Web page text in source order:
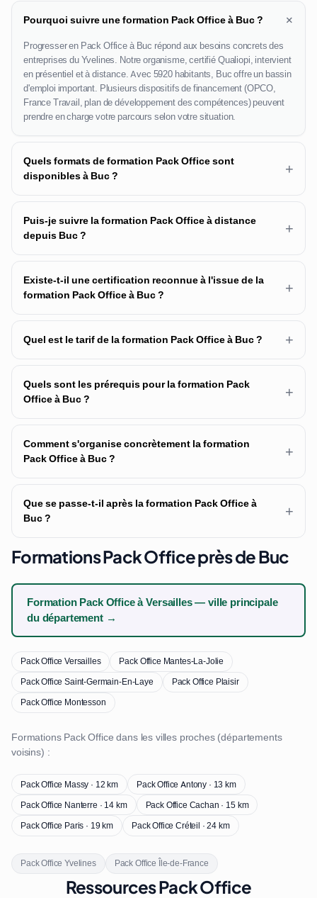
Pourquoi suivre une formation Pack Office à Buc ? +
Progresser en Pack Office à Buc répond aux besoins concrets des
entreprises du Yvelines. Notre organisme, certifié Qualiopi, intervient
en présentiel et à distance. Avec 5920 habitants, Buc offre un bassin
d'emploi important. Plusieurs dispositifs de financement (OPCO,
France Travail, plan de développement des compétences) peuvent
prendre en charge votre parcours selon votre situation.
Quels formats de formation Pack Office sont
disponibles à Buc ?
+
Puis-je suivre la formation Pack Office à distance
depuis Buc ?
+
Existe-t-il une certification reconnue à l'issue de la
formation Pack Office à Buc ?
+
Quel est le tarif de la formation Pack Office à Buc ? +
Quels sont les prérequis pour la formation Pack
Office à Buc ?
+
Comment s'organise concrètement la formation
Pack Office à Buc ?
+
Que se passe-t-il après la formation Pack Office à
Buc ?
+
Formations Pack Office près de Buc
Formation Pack Office à Versailles — ville principale
du département →
Pack Office Versailles
Pack Office Mantes-La-Jolie
Pack Office Saint-Germain-En-Laye
Pack Office Plaisir
Pack Office Montesson
Formations Pack Office dans les villes proches (départements
voisins) :
Pack Office Massy · 12 km
Pack Office Antony · 13 km
Pack Office Nanterre · 14 km
Pack Office Cachan · 15 km
Pack Office Paris · 19 km
Pack Office Créteil · 24 km
Pack Office Yvelines Pack Office Île-de-France
Ressources Pack Office